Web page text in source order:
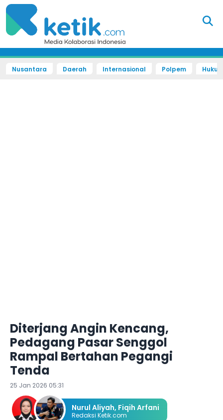
Nusantara Daerah Internasional Polpem
Diterjang Angin Kencang,
Pedagang Pasar Senggol
Rampal Bertahan Pegangi
Tenda
25 Jan 2026 05:31
Nurul Aliyah, Fiqih Arfani
Redaksi Ketik.com